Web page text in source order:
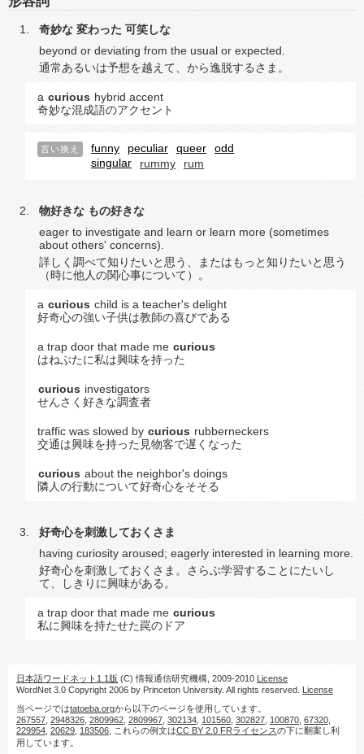
奇妙な 変わった 可笑しな
beyond or deviating from the usual or expected.
通常あるいは予想を越えて、から逸脱するさま。
a curious hybrid accent
奇妙な混成語のアクセント
言い換え funny peculiar queer
odd
singular
rummy rum
物好きな もの好きな
eager to investigate and learn or learn more (sometimes
about others' concerns).
詳しく調べて知りたいと思う、またはもっと知りたいと思う
（時に他人の関心事について）。
a curious child is a teacher's delight
好奇心の強い子供は教師の喜びである
a trap door that made me curious
はねぶたに私は興味を持った
curious investigators
せんさく好きな調査者
traffic was slowed by curious rubberneckers
交通は興味を持った見物客で遅くなった
curious about the neighbor's doings
隣人の行動について好奇心をそそる
好奇心を刺激しておくさま
having curiosity aroused; eagerly interested in learning more.
好奇心を刺激しておくさま。さらぶ学習することにたいし
て、しきりに興味がある。
a trap door that made me curious
私に興味を持たせた罠のドア
日本語ワードネット1.1版 (C) 情報通信研究機構, 2009-2010 License
WordNet 3.0 Copyright 2006 by Princeton University. All rights reserved. License
当ページではtatoeba.orgから以下のページを使用しています。
267557 2948326 2809962 2809967 302134 101560 302827 100870 67320
229954 20629 183506 , これらの例文はCC BY 2.0 FRライセンスの下に翻案し利
用しています。